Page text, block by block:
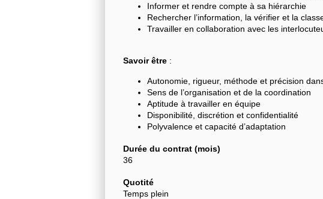
Informer et rendre compte à sa hiérarchie
Rechercher l’information, la vérifier et la
Travailler en collaboration avec les
Savoir être :
Autonomie, rigueur, méthode et précision
Sens de l’organisation et de la coordination
Aptitude à travailler en équipe
Disponibilité, discrétion et confidentialité
Polyvalence et capacité d’adaptation
Durée du contrat (mois)
36
Quotité
Temps plein